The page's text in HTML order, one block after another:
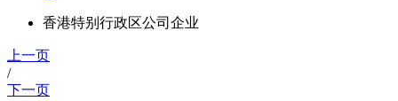
香港特别行政区公司企业
上一页
/
下一页